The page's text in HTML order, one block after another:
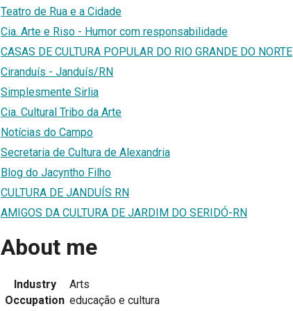
Teatro de Rua e a Cidade
Cia. Arte e Riso - Humor com responsabilidade
CASAS DE CULTURA POPULAR DO RIO GRANDE DO NORTE
Ciranduís - Janduís/RN
Simplesmente Sirlia
Cia. Cultural Tribo da Arte
Notícias do Campo
Secretaria de Cultura de Alexandria
Blog do Jacyntho Filho
CULTURA DE JANDUÍS RN
AMIGOS DA CULTURA DE JARDIM DO SERIDÓ-RN
About me
Industry
Arts
Occupation educação e cultura